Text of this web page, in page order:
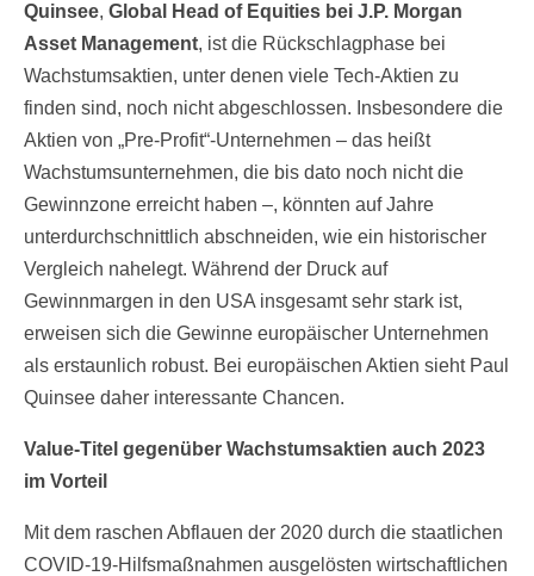
Quinsee, Global Head of Equities bei J.P. Morgan
Asset Management, ist die Rückschlagphase bei
Wachstumsaktien, unter denen viele Tech-Aktien zu
finden sind, noch nicht abgeschlossen. Insbesondere die
Aktien von „Pre-Profit“-Unternehmen – das heißt
Wachstumsunternehmen, die bis dato noch nicht die
Gewinnzone erreicht haben –, könnten auf Jahre
unterdurchschnittlich abschneiden, wie ein historischer
Vergleich nahelegt. Während der Druck auf
Gewinnmargen in den USA insgesamt sehr stark ist,
erweisen sich die Gewinne europäischer Unternehmen
als erstaunlich robust. Bei europäischen Aktien sieht Paul
Quinsee daher interessante Chancen.
Value-Titel gegenüber Wachstumsaktien auch 2023
im Vorteil
Mit dem raschen Abflauen der 2020 durch die staatlichen
COVID-19-Hilfsmaßnahmen ausgelösten wirtschaftlichen